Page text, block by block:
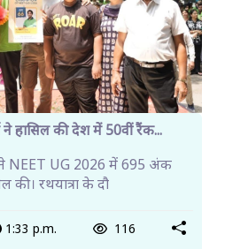
हासिल की देश में 50वीं रैंक...
NEET UG 2026 में 695 अंक
रथयात्रा के दौ
1:33 p.m. 116